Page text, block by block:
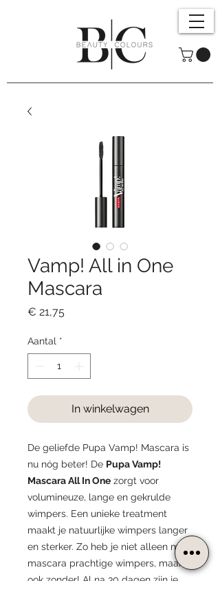
Vamp! All in One
Mascara
€ 21,75
Aantal *
In winkelwagen
De geliefde Pupa Vamp! Mascara is
nu nóg beter! De Pupa Vamp!
Mascara All In One zorgt voor
volumineuze, lange en gekrulde
wimpers. Een unieke treatment
maakt je natuurlijke wimpers langer
en sterker. Zo heb je niet alleen met
mascara prachtige wimpers, maar
ook zonder! Al na 30 dagen zijn je